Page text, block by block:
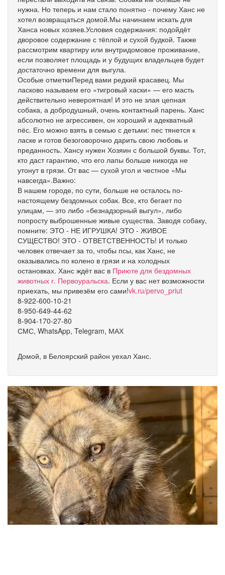
нужна. Но теперь и нам стало понятно - почему Ханс не
хотел возвращаться домой.Мы начинаем искать для
Ханса новых хозяев.Условия содержания: подойдёт
дворовое содержание с тёплой и сухой будкой. Также
рассмотрим квартиру или внутридомовое проживание,
если позволяет площадь и у будущих владельцев будет
достаточно времени для выгула.
Особые отметкиПеред вами редкий красавец. Мы
ласково называем его «тигровый хаски» — его масть
действительно невероятная! И это не злая цепная
собака, а добродушный, очень контактный парень. Ханс
абсолютно не агрессивен, он хороший и адекватный
пёс. Его можно взять в семью с детьми: пес тянется к
ласке и готов безоговорочно дарить свою любовь и
преданность. Хансу нужен Хозяин с большой буквы. Тот,
кто даст гарантию, что его лапы больше никогда не
утонут в грязи. От вас — сухой угол и честное «Мы
навсегда».Важно:
В нашем городе, по сути, больше не осталось по-
настоящему бездомных собак. Все, кто бегает по
улицам, — это либо «безнадзорный выгул», либо
попросту выброшенные живые существа. Заводя собаку,
помните: ЭТО - НЕ ИГРУШКА! ЭТО - ЖИВОЕ
СУЩЕСТВО! ЭТО - ОТВЕТСТВЕННОСТЬ! И только
человек отвечает за то, чтобы псы, как Ханс, не
оказывались по колено в грязи и на холодных
остановках. Ханс ждёт вас в Приюте для бездомных
животных г. Первоуральска. Если у вас нет возможности
приехать, мы привезём его сами!vk.ru/pervo_priut
8-922-600-10-21
8-950-649-44-62
8-904-170-27-80
СМС, WhatsApp, Telegram, МАХ
Домой, в Белоярский район уехал Ханс.